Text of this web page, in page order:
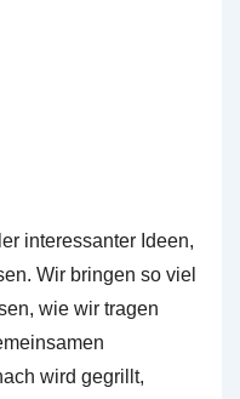
interessanter Ideen,
Wir bringen so viel
wie wir tragen
wird gegrillt,